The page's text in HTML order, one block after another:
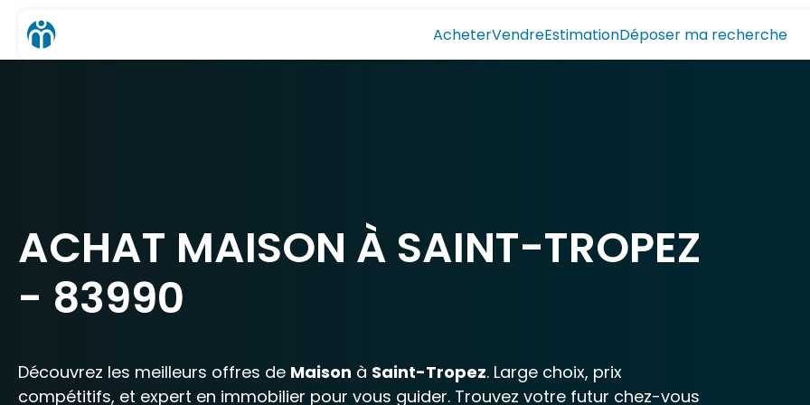
AcheterVendreEstimationDéposer ma recherche
ACHAT MAISON À SAINT-TROPEZ
- 83990
Découvrez les meilleurs offres de Maison à Saint-Tropez. Large choix, prix
compétitifs, et expert en immobilier pour vous guider. Trouvez votre futur chez-vous